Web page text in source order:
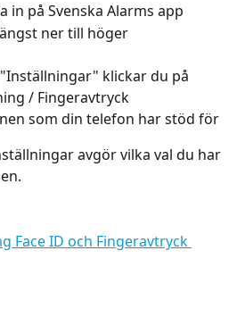
in på Svenska Alarms app
ner till höger
klickar du på
/ Fingeravtryck
som din telefon har stöd för
avgör vilka val du har